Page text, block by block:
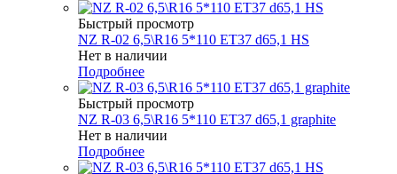
Быстрый просмотр
NZ R-02 6,5\R16 5*110 ET37 d65,1 HS
Нет в наличии
Подробнее
Быстрый просмотр
NZ R-03 6,5\R16 5*110 ET37 d65,1 graphite
Нет в наличии
Подробнее